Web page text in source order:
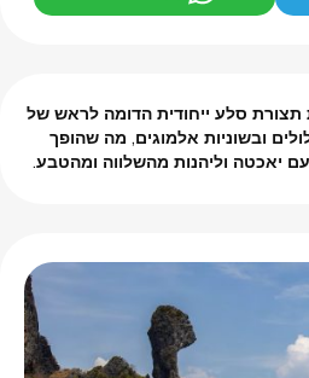
תצורת סלע ייחודית הדומה לראש של
ובשוניות אלמוגים, מה שהופך
יאכטה וליהנות מהשלווה ומהטבע.